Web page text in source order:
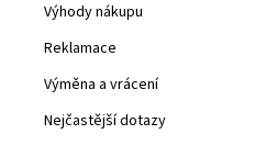
Výhody nákupu
Reklamace
Výměna a vrácení
Nejčastější dotazy